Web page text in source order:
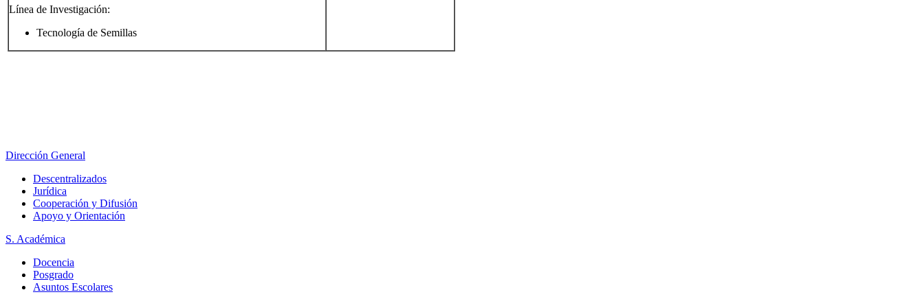
Línea de Investigación:
Tecnología de Semillas
Dirección General
Descentralizados
Jurídica
Cooperación y Difusión
Apoyo y Orientación
S. Académica
Docencia
Posgrado
Asuntos Escolares